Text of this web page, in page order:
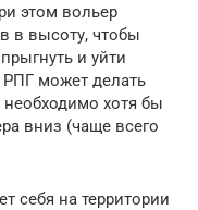
этом вольер
в высоту, чтобы
и уйти
РПГ может делать
хотя бы
вниз (чаще всего
себя на территории